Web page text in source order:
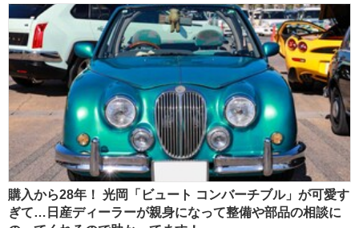
購入から28年！ 光岡「ビュート コンバーチブル」が可愛す
ぎて…日産ディーラーが親身になって整備や部品の相談に